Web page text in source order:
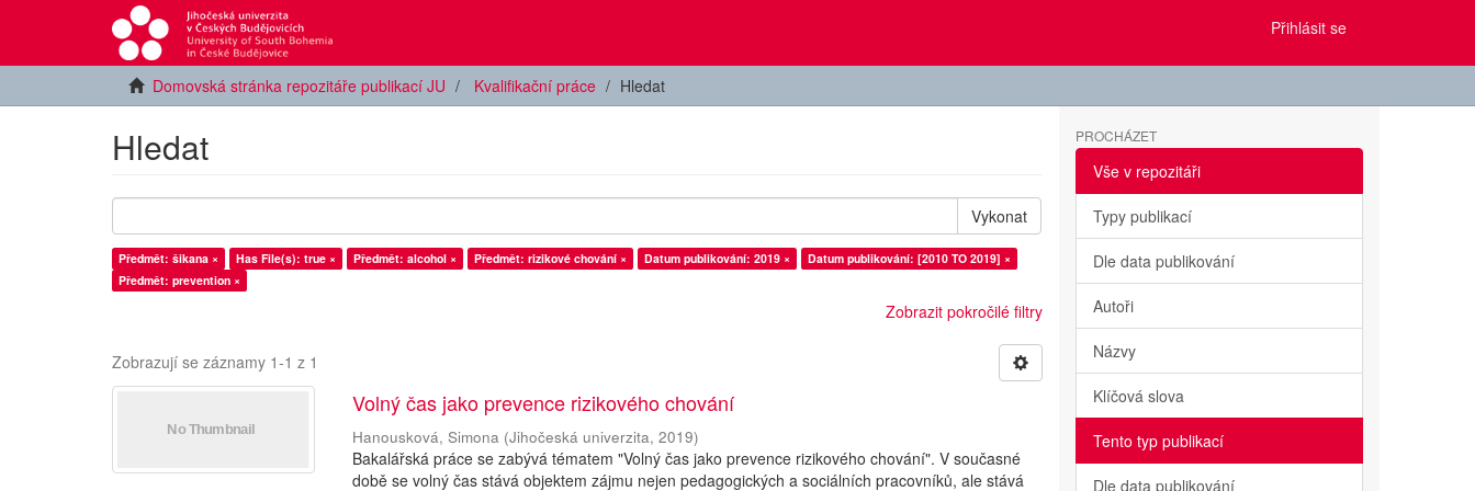
Přihlásit se
Domovská stránka repozitáře publikací JU Kvalifikační práce Hledat
Hledat
Vykonat
Předmět: šikana × Has File(s): true × Předmět: alcohol × Předmět: rizikové chování × Datum publikování: 2019 ×
Datum publikování: [2010 TO 2019] ×
Předmět: prevention ×
Zobrazit pokročilé filtry
Zobrazují se záznamy 1-1 z 1
Volný čas jako prevence rizikového chování
Hanousková, Simona (Jihočeská univerzita,2019)
Bakalářská práce se zabývá tématem "Volný čas jako prevence rizikového chování". V současné
době se volný čas stává objektem zájmu nejen pedagogických a sociálních pracovníků, ale stává
PROCHÁZET
Vše v repozitáři
Typy publikací
Dle data publikování
Autoři
Názvy
Klíčová slova
Tento typ publikací
Dle data publikování